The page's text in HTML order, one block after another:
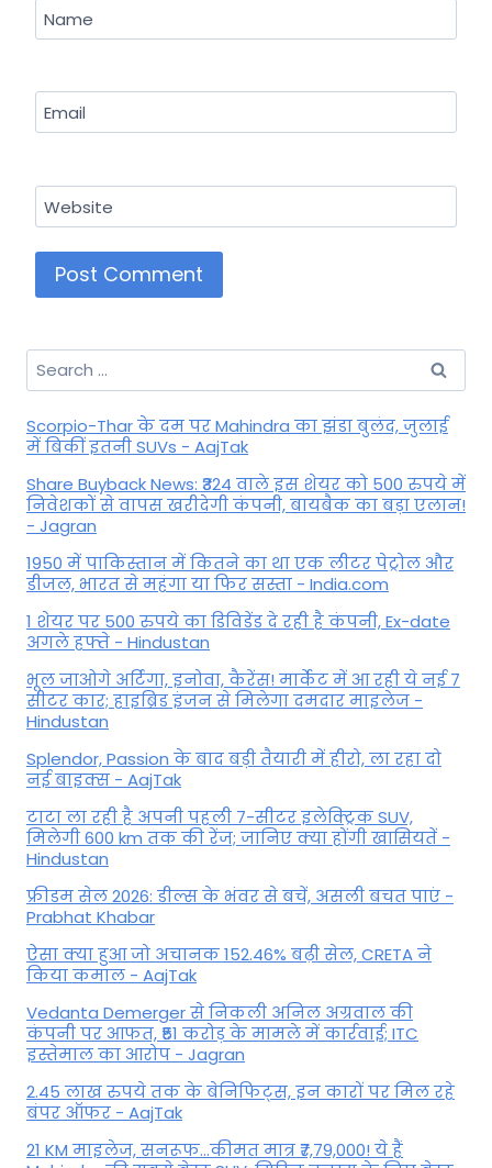
Name
Email
Website
Search
for:
Scorpio-Thar के दम पर Mahindra का झंडा बुलंद, जुलाई
में बिकीं इतनी SUVs - AajTak
Share Buyback News: ₹324 वाले इस शेयर को 500 रुपये में
निवेशकों से वापस खरीदेगी कंपनी, बायबैक का बड़ा एलान!
- Jagran
1950 में पाकिस्तान में कितने का था एक लीटर पेट्रोल और
डीजल, भारत से महंगा या फिर सस्ता - India.com
1 शेयर पर 500 रुपये का डिविडेंड दे रही है कंपनी, Ex-date
अगले हफ्ते - Hindustan
भूल जाओगे अर्टिगा, इनोवा, कैरेंस! मार्केट में आ रही ये नई 7
सीटर कार; हाइब्रिड इंजन से मिलेगा दमदार माइलेज -
Hindustan
Splendor, Passion के बाद बड़ी तैयारी में हीरो, ला रहा दो
नई बाइक्स - AajTak
टाटा ला रही है अपनी पहली 7-सीटर इलेक्ट्रिक SUV,
मिलेगी 600 km तक की रेंज; जानिए क्या होंगी खासियतें -
Hindustan
फ्रीडम सेल 2026: डील्स के भंवर से बचें, असली बचत पाएं -
Prabhat Khabar
ऐसा क्या हुआ जो अचानक 152.46% बढ़ी सेल, CRETA ने
किया कमाल - AajTak
Vedanta Demerger से निकली अनिल अग्रवाल की
कंपनी पर आफत, ₹51 करोड़ के मामले में कार्रवाई; ITC
इस्तेमाल का आरोप - Jagran
2.45 लाख रुपये तक के बेनिफिट्स, इन कारों पर मिल रहे
बंपर ऑफर - AajTak
21 KM माइलेज, सनरूफ...कीमत मात्र ₹7,79,000! ये हैं